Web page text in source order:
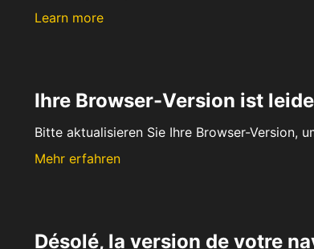
Learn more
Ihre Browser-Version ist
Bitte aktualisieren Sie Ihre Browser-Version,
Mehr erfahren
Désolé, la version de votre